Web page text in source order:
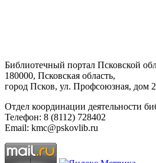
Библиотечный портал Псковской
180000, Псковская область,
город Псков, ул. Профсоюзная, дом 2
Отдел координации деятельности
Телефон: 8 (8112) 728402
Email: kmc@pskovlib.ru